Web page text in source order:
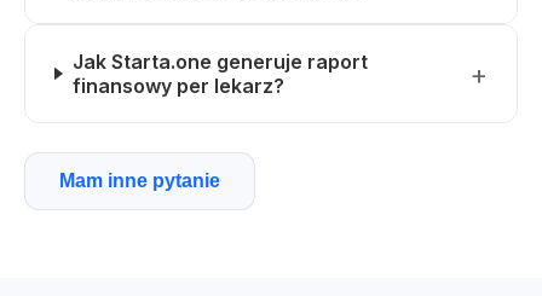
Jak Starta.one generuje raport
finansowy per lekarz?
Mam inne pytanie